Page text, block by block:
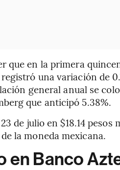
que en la primera
una variación de
general anual se
que anticipó 5.38%.
de julio en $18.14 pesos
la moneda mexicana.
en Banco